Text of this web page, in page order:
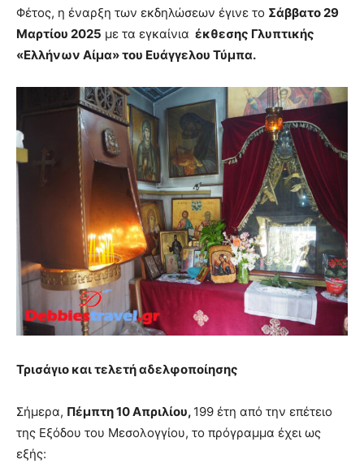
Φέτος, η έναρξη των εκδηλώσεων έγινε το Σάββατο 29
Μαρτίου 2025 με τα εγκαίνια έκθεσης Γλυπτικής
«Ελλήνων Αίμα» του Ευάγγελου Τύμπα.
Τρισάγιο και τελετή αδελφοποίησης
Σήμερα, Πέμπτη 10 Απριλίου, 199 έτη από την επέτειο
της Εξόδου του Μεσολογγίου, το πρόγραμμα έχει ως
εξής: